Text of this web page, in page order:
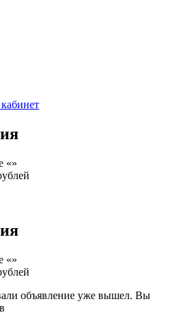
«»
«»
объявление уже вышел. Вы